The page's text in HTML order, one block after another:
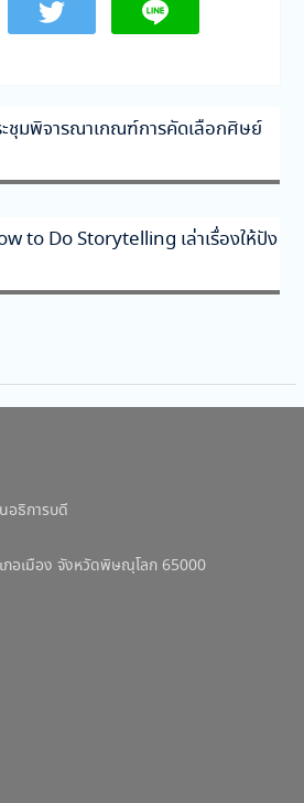
ชุมพิจารณาเกณฑ์การคัดเลือกศิษย์
to Do Storytelling เล่าเรื่องให้ปัง
อธิการบดี
ภอเมือง จังหวัดพิษณุโลก 65000